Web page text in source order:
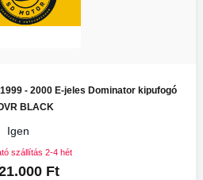
- 2000 E-jeles Dominator kipufogó
BLACK
Igen
szállítás 2-4 hét
Ft